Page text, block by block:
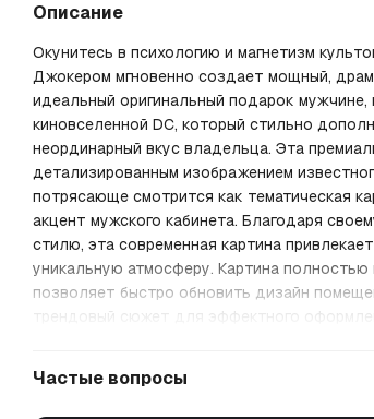
Описание
Окунитесь в психологию и магнетизм
Джокером мгновенно создает мощный,
идеальный оригинальный подарок
киновселенной DC, который стильно
неординарный вкус владельца. Эта
детализированным изображением
потрясающе смотрится как тематическая
акцент мужского кабинета. Благодаря
стилю, эта современная картина
уникальную атмосферу. Картина
позволяет быстро обновить дизайн
трендовый сюжет для эффектного
Частые вопросы